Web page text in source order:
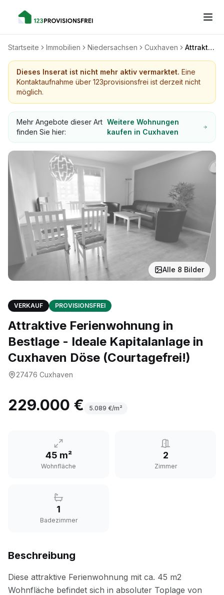
Startseite Immobilien Niedersachsen Cuxhaven Attraktive Ferienwohnung in Bestlage - Ideale Kapitalanlage in Cuxhaven Döse (Courtagefrei!)
Dieses Inserat ist nicht mehr aktiv vermarktet. Eine
Kontaktaufnahme über 123provisionsfrei ist derzeit nicht
möglich.
Mehr Angebote dieser Art
finden Sie hier:
Weitere Wohnungen
kaufen in Cuxhaven
Alle 8 Bilder
VERKAUF PROVISIONSFREI
Attraktive Ferienwohnung in
Bestlage - Ideale Kapitalanlage in
Cuxhaven Döse (Courtagefrei!)
27476 Cuxhaven
229.000 € 5.089 €/m²
45 m²
Wohnfläche
2
Zimmer
1
Badezimmer
Beschreibung